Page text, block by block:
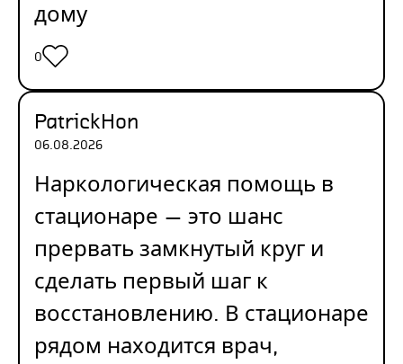
дому
0
PatrickHon
06.08.2026
Наркологическая помощь в
стационаре — это шанс
прервать замкнутый круг и
сделать первый шаг к
восстановлению. В стационаре
рядом находится врач,